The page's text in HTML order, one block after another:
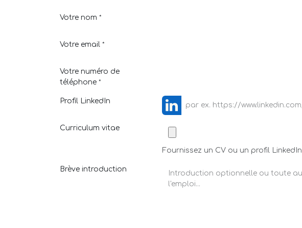
Votre nom *
Votre email *
Votre numéro de
téléphone *
Profil LinkedIn
Curriculum vitae
Fournissez un CV ou un profil LinkedIn
Brève introduction